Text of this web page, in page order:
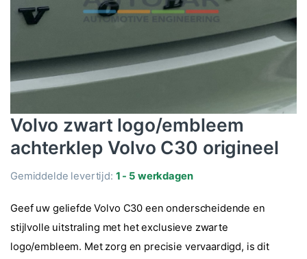
Volvo zwart logo/embleem
achterklep Volvo C30 origineel
Gemiddelde levertijd: 1 - 5 werkdagen
Geef uw geliefde Volvo C30 een onderscheidende en
stijlvolle uitstraling met het exclusieve zwarte
logo/embleem. Met zorg en precisie vervaardigd, is dit